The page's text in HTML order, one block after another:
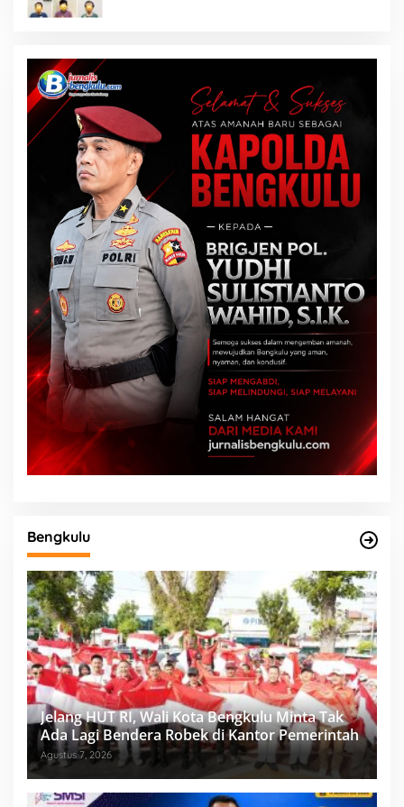
Bengkulu
Jelang HUT RI, Wali Kota Bengkulu Minta Tak
Ada Lagi Bendera Robek di Kantor Pemerintah
Agustus 7, 2026